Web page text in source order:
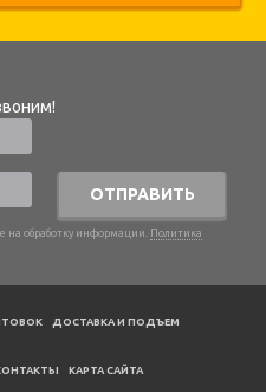
ОТПРАВИТЬ
на обработку информации. Политика
ДОСТАВКА И ПОДЪЕМ
КАРТА САЙТА